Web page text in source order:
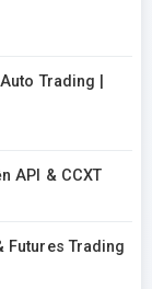
Trading |
API & CCXT
Futures Trading